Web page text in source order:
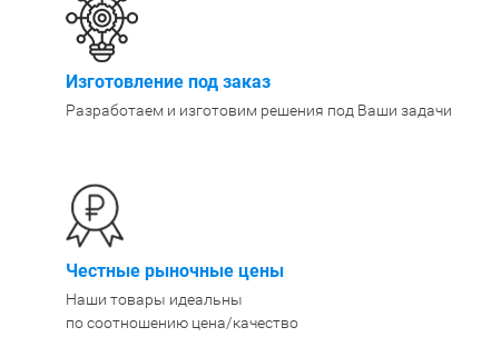
400 мм
500 мм
Показать еще▼
(до 2500
5000 кг)
10000 кг)
Изготовление под заказ
Разработаем и изготовим решения под Ваши задачи
Честные рыночные цены
Наши товары идеальны
по соотношению цена/качество